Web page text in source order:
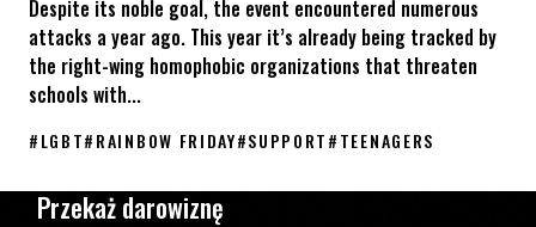
Despite its noble goal, the event encountered numerous
attacks a year ago. This year it’s already being tracked by
the right-wing homophobic organizations that threaten
schools with...
#LGBT#RAINBOW FRIDAY#SUPPORT#TEENAGERS
Przekaż darowiznę